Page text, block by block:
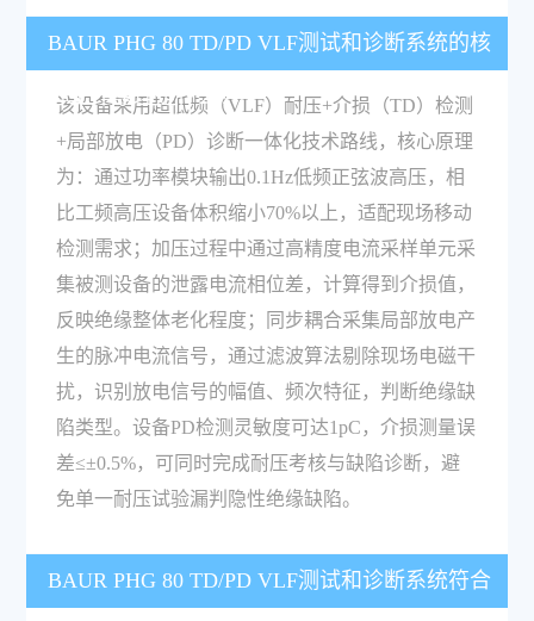
BAUR PHG 80 TD/PD VLF测试和诊断系统的核
心工作原理是什么？
该设备采用超低频（VLF）耐压+介损（TD）检测
+局部放电（PD）诊断一体化技术路线，核心原理
为：通过功率模块输出0.1Hz低频正弦波高压，相
比工频高压设备体积缩小70%以上，适配现场移动
检测需求；加压过程中通过高精度电流采样单元采
集被测设备的泄露电流相位差，计算得到介损值，
反映绝缘整体老化程度；同步耦合采集局部放电产
生的脉冲电流信号，通过滤波算法剔除现场电磁干
扰，识别放电信号的幅值、频次特征，判断绝缘缺
陷类型。设备PD检测灵敏度可达1pC，介损测量误
差≤±0.5%，可同时完成耐压考核与缺陷诊断，避
免单一耐压试验漏判隐性绝缘缺陷。
BAUR PHG 80 TD/PD VLF测试和诊断系统符合